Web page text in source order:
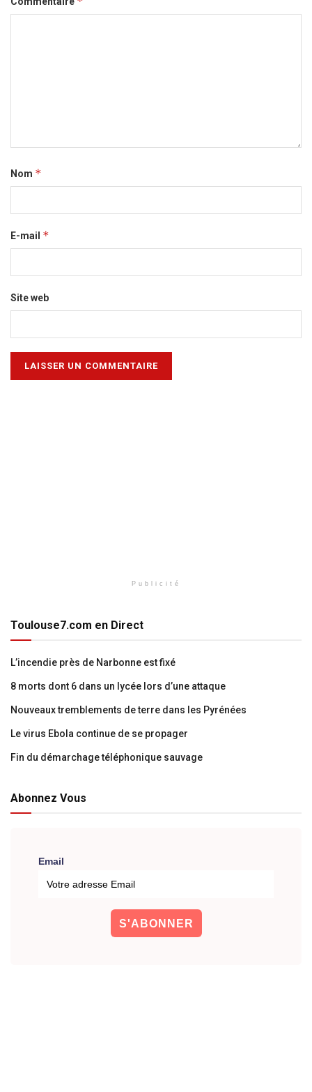
Nom *
E-mail *
Site web
Publicité
Toulouse7.com en Direct
L’incendie près de Narbonne est fixé
8 morts dont 6 dans un lycée lors d’une attaque
Nouveaux tremblements de terre dans les Pyrénées
Le virus Ebola continue de se propager
Fin du démarchage téléphonique sauvage
Abonnez Vous
Email